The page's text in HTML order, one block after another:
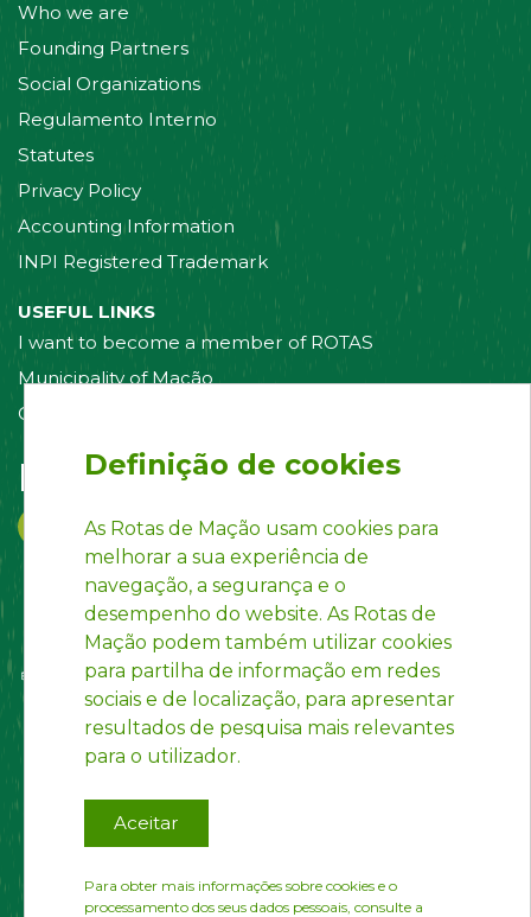
Who we are
Founding Partners
Social Organizations
Regulamento Interno
Statutes
Privacy Policy
Accounting Information
INPI Registered Trademark
USEFUL LINKS
I want to become a member of ROTAS
Municipality of Mação
Contact us
Follow us on:
Definição de cookies
As Rotas de Mação usam cookies para
melhorar a sua experiência de
navegação, a segurança e o
desempenho do website. As Rotas de
Mação podem também utilizar cookies
para partilha de informação em redes
sociais e de localização, para apresentar
resultados de pesquisa mais relevantes
para o utilizador.
Aceitar
Para obter mais informações sobre cookies e o
processamento dos seus dados pessoais, consulte a